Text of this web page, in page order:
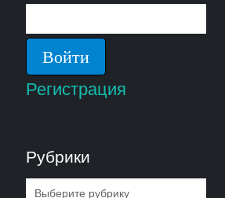
Регистрация
Рубрики
Рубрики